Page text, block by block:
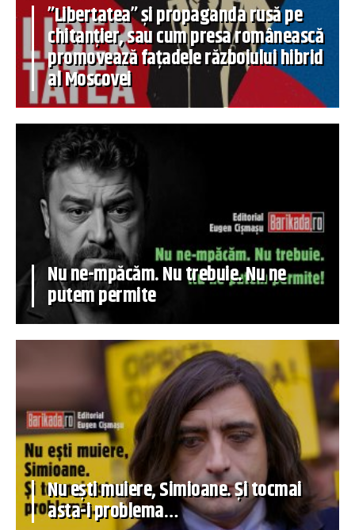
”Libertatea” și propaganda rusă pe
chitanțier, sau cum presa românească
promovează fațadele războiului hibrid
al Moscovei
Nu ne-mpăcăm. Nu trebuie. Nu ne
putem permite
Nu ești muiere, Simioane. Și tocmai
asta-i problema…